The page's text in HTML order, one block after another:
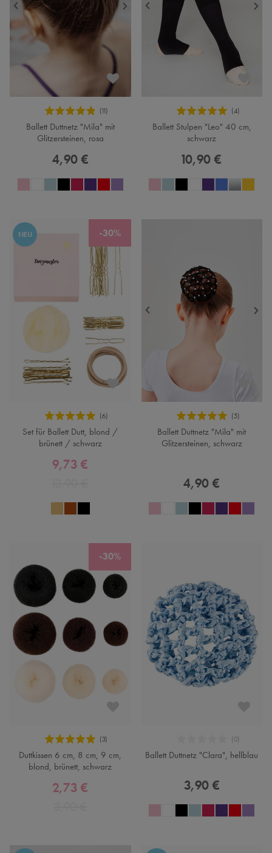
Ballett Duttnetz "Mila" mit
Glitzersteinen, rosa
4,90 €
Ballett Stulpen "Leo" 40 cm,
schwarz
10,90 €
-30%
NEU
Set für Ballett Dutt, blond /
brünett / schwarz
9,73 €
Ballett Duttnetz "Mila" mit
Glitzersteinen, schwarz
4,90 €
-30%
Duttkissen 6 cm, 8 cm, 9 cm,
blond, brünett, schwarz
2,73 €
Ballett Duttnetz "Clara", hellblau
3,90 €